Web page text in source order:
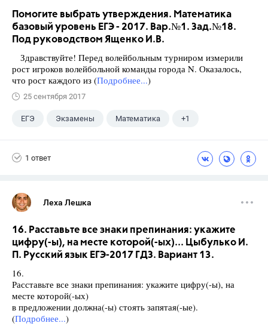
Помогите выбрать утверждения. Математика
базовый уровень ЕГЭ - 2017. Вар.№1. Зад.№18.
Под руководством Ященко И.В.
Здравствуйте! Перед волейбольным турниром измерили
рост игроков волейбольной команды города N. Оказалось,
что рост каждого из (Подробнее...)
25 сентября 2017
ЕГЭ Экзамены Математика +1
1 ответ
Леха Лешка
16. Расставьте все знаки препинания: укажите
цифру(-ы), на месте которой(-ых)... Цыбулько И.
П. Русский язык ЕГЭ-2017 ГДЗ. Вариант 13.
16.
Расставьте все знаки препинания: укажите цифру(-ы), на
месте которой(-ых)
в предложении должна(-ы) стоять запятая(-ые).
(Подробнее...)